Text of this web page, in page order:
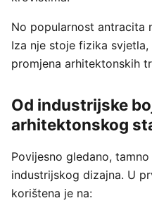
No popularnost antracita
Iza nje stoje fizika
promjena arhitektonskih
Od industrijske
arhitektonskog
Povijesno gledano,
industrijskog dizajna. U
korištena je na: